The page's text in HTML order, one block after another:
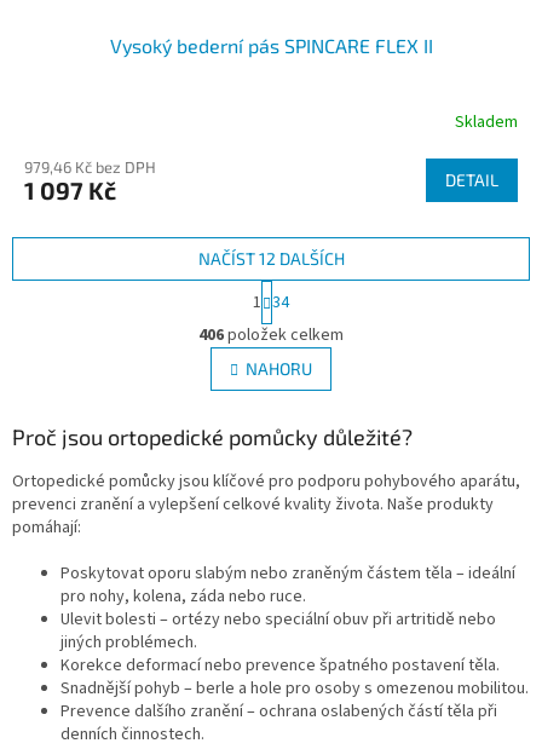
Vysoký bederní pás SPINCARE FLEX II
Skladem
979,46 Kč bez DPH
1 097 Kč DETAIL
O
v
l
á
a
í
p
k
y
v
p
i
s
NAČÍST 12 DALŠÍCH
S
t
r
á
n
k
v
á
n
í
1 34
406položek celkem
NAHORU
Proč jsou ortopedické pomůcky důležité?
Ortopedické pomůcky jsou klíčové pro podporu pohybového aparátu,
prevenci zranění a vylepšení celkové kvality života. Naše produkty
pomáhají:
Poskytovat oporu slabým nebo zraněným částem těla – ideální
pro nohy, kolena, záda nebo ruce.
Ulevit bolesti – ortézy nebo speciální obuv při artritidě nebo
jiných problémech.
Korekce deformací nebo prevence špatného postavení těla.
Snadnější pohyb – berle a hole pro osoby s omezenou mobilitou.
Prevence dalšího zranění – ochrana oslabených částí těla při
denních činnostech.